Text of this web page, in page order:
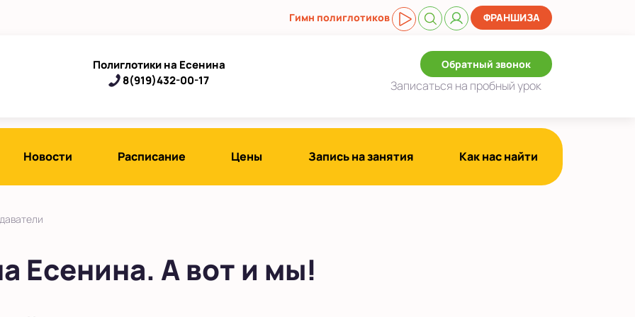
Гимн полиглотиков ФРАНШИЗА
Полиглотики на Есенина
8(919)432-00-17
Обратный звонок
Записаться на пробный урок
Новости Расписание Цены Запись на занятия Как нас найти
Есенина. А вот и мы!